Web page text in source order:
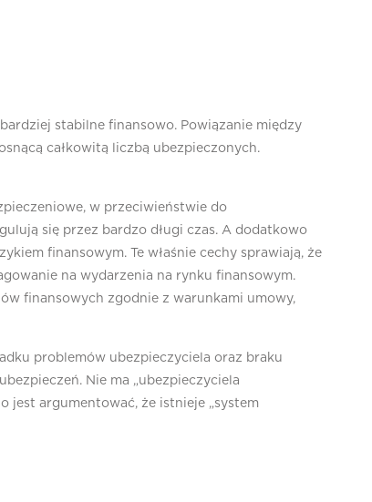
stabilne finansowo. Powiązanie między
całkowitą liczbą ubezpieczonych.
w przeciwieństwie do
się przez bardzo długi czas. A dodatkowo
finansowym. Te właśnie cechy sprawiają, że
na wydarzenia na rynku finansowym.
finansowych zgodnie z warunkami umowy,
problemów ubezpieczyciela oraz braku
Nie ma „ubezpieczyciela
jest argumentować, że istnieje „system